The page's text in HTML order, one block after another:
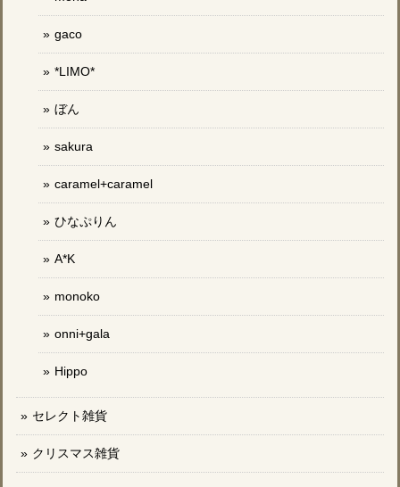
gaco
*LIMO*
ぼん
sakura
caramel+caramel
ひなぷりん
A*K
monoko
onni+gala
Hippo
セレクト雑貨
クリスマス雑貨